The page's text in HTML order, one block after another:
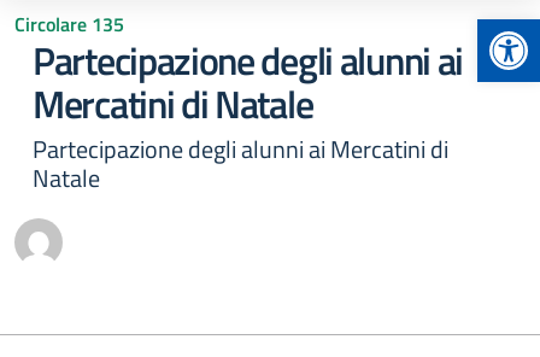
Circolare 135
Partecipazione degli alunni ai
Mercatini di Natale
Partecipazione degli alunni ai Mercatini di
Natale